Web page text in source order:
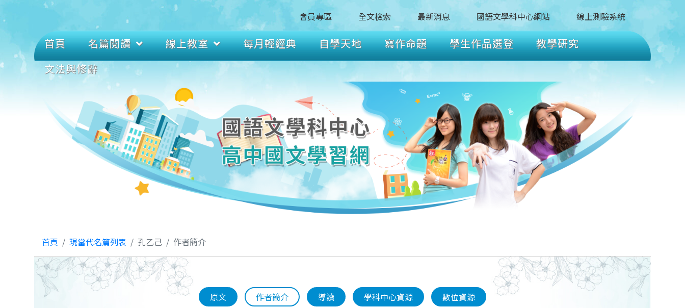
會員專區 全文檢索 最新消息 國語文學科中心網站 線上測驗系統
首頁 名篇閱讀 線上教室 每月輕經典 自學天地 寫作命題 學生作品選登
教學研究
文法與修辭
首頁 現當代名篇列表 孔乙己 作者簡介
原文 作者簡介 導讀 學科中心資源 數位資源